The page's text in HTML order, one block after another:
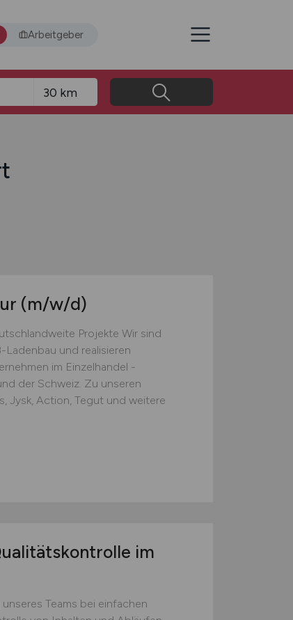
Arbeitgeber
(m/w/d)
Projekte Wir sind
Ladenbau und realisieren
im Einzelhandel -
der Schweiz. Zu unseren
Jysk, Action, Tegut und weitere
im
Teams bei einfachen